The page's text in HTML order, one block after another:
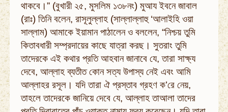
থাকবে।” (বুখারী ২৫, মুসলিম ১৩৮নং) মুআয ইবনে জাবাল
(রাঃ) তিনি বলেন, রাসূলুল্লাহ (সাল্লাল্লাহু ‘আলাইহি ওয়া
সাল্লাম) আমাকে ইয়ামান পাঠালেন ও বললেন, “নিশ্চয় তুমি
কিতাবধারী সম্প্রদায়ের কাছে যাত্রা করছ। সুতরাং তুমি
তাদেরকে এই কথার প্রতি আহবান জানাবে যে, তারা সাক্ষ্য
দেবে, আল্লাহ ব্যতীত কোন সত্য উপাস্য নেই এবং আমি
আল্লাহর রসূল। যদি তারা ঐ প্রস্তাব গ্রহণ ক’রে নেয়,
তাহলে তাদেরকে জানিয়ে দেবে যে, আল্লাহ তাআলা তাদের